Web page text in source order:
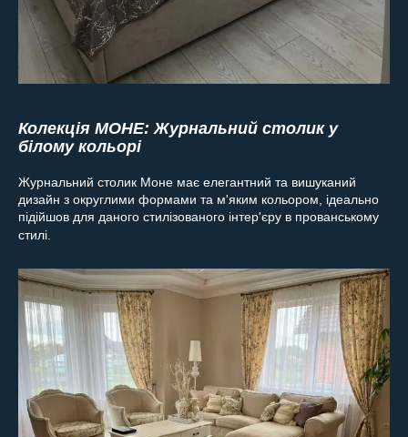
Колекція МОНЕ: Журнальний столик у
білому кольорі
Журнальний столик Моне має елегантний та вишуканий
дизайн з округлими формами та м'яким кольором, ідеально
підійшов для даного стилізованого інтер'єру в прованському
стилі.